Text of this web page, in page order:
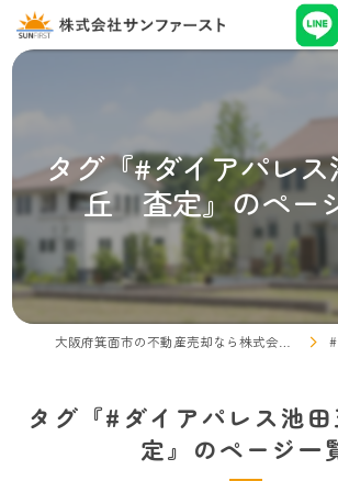
タグ『#ダイアパレ
丘 査定』のペー
#
タグ『#ダイアパレス池
定』のページ一